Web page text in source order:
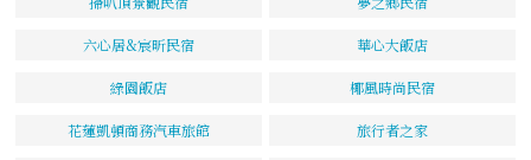
六心居&宸昕民宿 華心大飯店
綠園飯店 椰風時尚民宿
花蓮凱頓商務汽車旅館 旅行者之家